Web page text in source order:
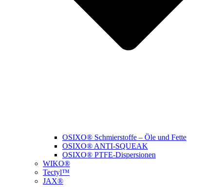
OSIXO® Schmierstoffe – Öle und Fette
OSIXO® ANTI-SQUEAK
OSIXO® PTFE-Dispersionen
WIKO®
Tectyl™
JAX®